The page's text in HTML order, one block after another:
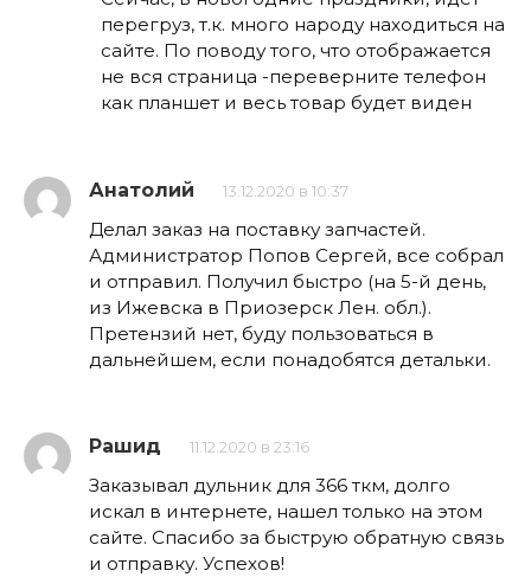
перегруз, т.к. много народу находиться на
сайте. По поводу того, что отображается
не вся страница -переверните телефон
как планшет и весь товар будет виден
Анатолий 13.12.2020 в 10:37
Делал заказ на поставку запчастей.
Администратор Попов Сергей, все собрал
и отправил. Получил быстро (на 5-й день,
из Ижевска в Приозерск Лен. обл.).
Претензий нет, буду пользоваться в
дальнейшем, если понадобятся детальки.
Рашид 11.12.2020 в 23:16
Заказывал дульник для 366 ткм, долго
искал в интернете, нашел только на этом
сайте. Спасибо за быструю обратную связь
и отправку. Успехов!